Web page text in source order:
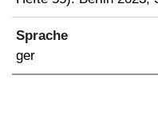
Sprache
ger